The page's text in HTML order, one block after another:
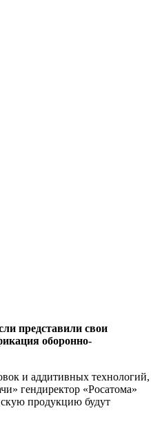
представили свои
оборонно-
и аддитивных технологий,
гендиректор «Росатома»
продукцию будут